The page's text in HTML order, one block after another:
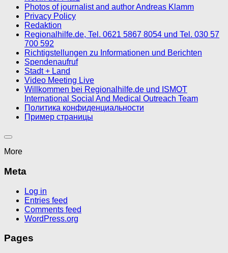
Photos of journalist and author Andreas Klamm
Privacy Policy
Redaktion
Regionalhilfe.de, Tel. 0621 5867 8054 und Tel. 030 57
700 592
Richtigstellungen zu Informationen und Berichten
Spendenaufruf
Stadt + Land
Video Meeting Live
Willkommen bei Regionalhilfe.de und ISMOT
International Social And Medical Outreach Team
Политика конфиденциальности
Пример страницы
More
Meta
Log in
Entries feed
Comments feed
WordPress.org
Pages